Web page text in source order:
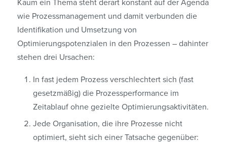
Kaum ein Thema steht derart konstant auf der Agenda
wie Prozessmanagement und damit verbunden die
Identifikation und Umsetzung von
Optimierungspotenzialen in den Prozessen – dahinter
stehen drei Ursachen:
In fast jedem Prozess verschlechtert sich (fast
gesetzmäßig) die Prozessperformance im
Zeitablauf ohne gezielte Optimierungsaktivitäten.
Jede Organisation, die ihre Prozesse nicht
optimiert, sieht sich einer Tatsache gegenüber: